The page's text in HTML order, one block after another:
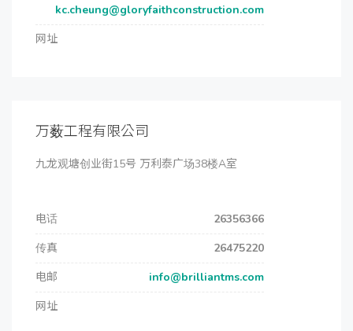
kc.cheung@gloryfaithconstruction.com
网址
万薮工程有限公司
九龙观塘创业街15号 万利泰广场38楼A室
电话
26356366
传真
26475220
电邮
info@brilliantms.com
网址